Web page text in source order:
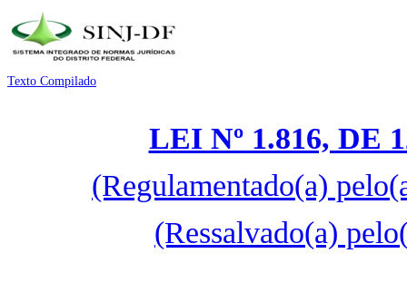
Texto Compilado
LEI Nº 1.816, DE
(Regulamentado(a)
(Ressalvado(a)